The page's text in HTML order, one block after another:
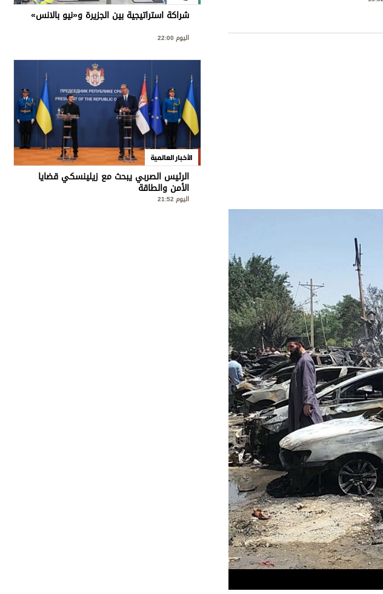
شراكة استراتيجية بين الجزيرة و«نيو بالانس»
اليوم 22:00
الأخبار العالمية
الرئيس الصربي يبحث مع زيلينسكي قضايا
الأمن والطاقة
اليوم 21:52